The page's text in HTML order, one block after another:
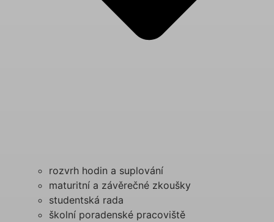
rozvrh hodin a suplování
maturitní a závěrečné zkoušky
studentská rada
školní poradenské pracoviště